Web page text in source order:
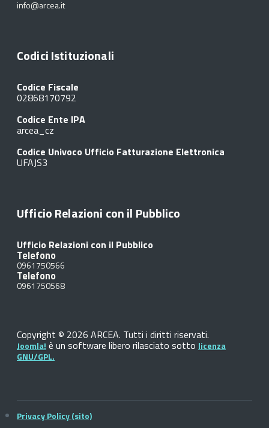
info@arcea.it
Codici Istituzionali
Codice Fiscale
02868170792
Codice Ente IPA
arcea_cz
Codice Univoco Ufficio Fatturazione Elettronica
UFAJS3
Ufficio Relazioni con il Pubblico
Ufficio Relazioni con il Pubblico
Telefono
0961750566
Telefono
0961750568
Copyright © 2026 ARCEA. Tutti i diritti riservati.
Joomla! è un software libero rilasciato sotto licenza
GNU/GPL.
Privacy Policy (sito)